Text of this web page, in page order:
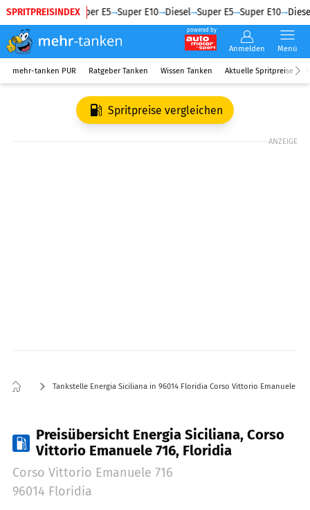
SPRITPREISINDEX
Diesel Super E5 Super E10 Diesel Super E5 Super E10 Diesel
powered by
Anmelden Menü
mehr-tanken PUR Ratgeber Tanken Wissen Tanken Aktuelle Spritpreise
Spritpreise vergleichen
ANZEIGE
Tankstelle Energia Siciliana in 96014 Floridia Corso Vittorio Emanuele 716
Preisübersicht Energia Siciliana, Corso
Vittorio Emanuele 716, Floridia
Corso Vittorio Emanuele 716
96014 Floridia